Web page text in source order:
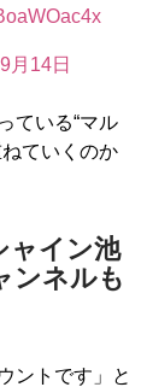
月14日
ている“マル
ていくのか
ャイン池
ンネルも
ントです」と